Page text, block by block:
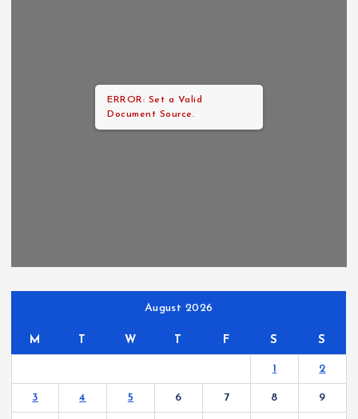
ERROR: Set a Valid
Document Source.
August 2026
M W F S S
1 2
3 4 5 6 7 8 9